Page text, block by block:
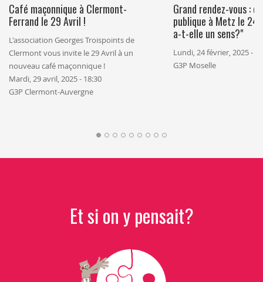
Café maçonnique à Clermont-
Ferrand le 29 Avril !
L'association Georges Troispoints de
Clermont vous invite le 29 Avril à un
nouveau café maçonnique !
Mardi, 29 avril, 2025 - 18:30
G3P Clermont-Auvergne
Grand rendez-vous :
publique à Metz le 24
a-t-elle un sens?"
Lundi, 24 février, 2025 -
G3P Moselle
Et si on y pensait?